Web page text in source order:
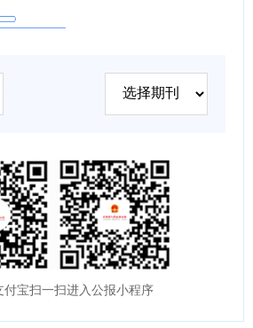
付宝扫一扫进入公报小程序